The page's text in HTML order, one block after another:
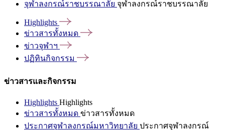
จุฬาลงกรณ์ราชบรรณาลัย จุฬาลงกรณ์ราชบรรณาลัย
Highlights
ข่าวสารทั้งหมด
ข่าวจุฬาฯ
ปฏิทินกิจกรรม
ข่าวสารและกิจกรรม
Highlights Highlights
ข่าวสารทั้งหมด ข่าวสารทั้งหมด
ประกาศจุฬาลงกรณ์มหาวิทยาลัย ประกาศจุฬาลงกรณ์